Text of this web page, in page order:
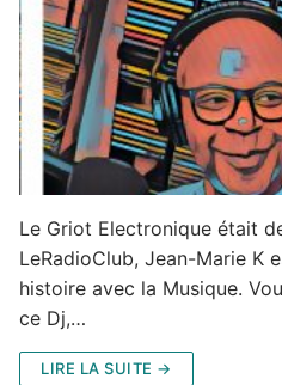
Le Griot Electronique était
LeRadioClub, Jean-Marie K
histoire avec la Musique.
ce Dj,…
LIRE LA SUITE →